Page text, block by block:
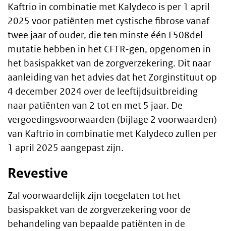
text
Kaftrio in combinatie met Kalydeco is per 1 april
2025 voor patiënten met cystische fibrose vanaf
twee jaar of ouder, die ten minste één F508del
mutatie hebben in het CFTR-gen, opgenomen in
het basispakket van de zorgverzekering. Dit naar
aanleiding van het advies dat het Zorginstituut op
4 december 2024 over de leeftijdsuitbreiding
naar patiënten van 2 tot en met 5 jaar. De
vergoedingsvoorwaarden (bijlage 2 voorwaarden)
van Kaftrio in combinatie met Kalydeco zullen per
1 april 2025 aangepast zijn.
Revestive
Zal voorwaardelijk zijn toegelaten tot het
basispakket van de zorgverzekering voor de
behandeling van bepaalde patiënten in de